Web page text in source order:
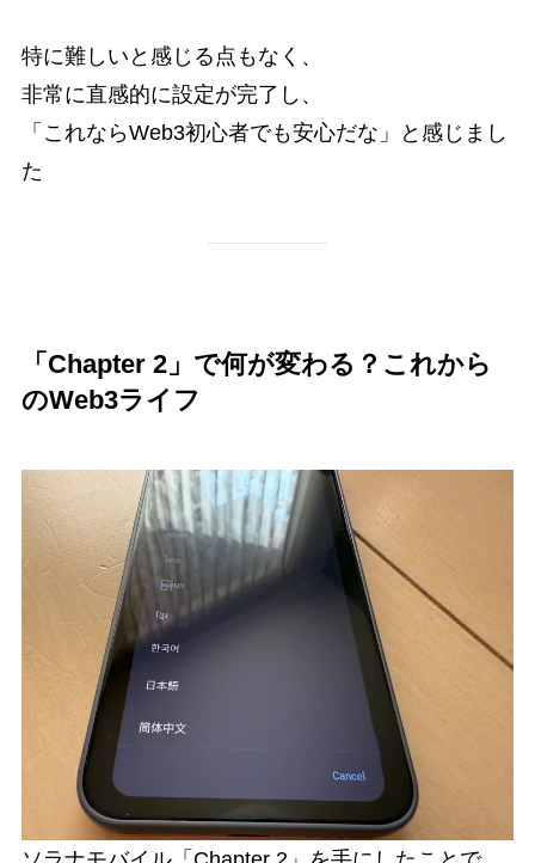
特に難しいと感じる点もなく、
非常に直感的に設定が完了し、
「これならWeb3初心者でも安心だな」と感じまし
た
「Chapter 2」で何が変わる？これから
のWeb3ライフ